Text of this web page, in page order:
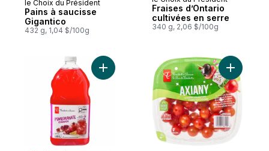
Préparé au Canada
le Choix du Président
Pains à saucisse
Gigantico
432 g, 1,04 $/100g
Fraises d’Ontario
cultivées en serre
340 g, 2,06 $/100g
Ajouter Limonade à la grenade au panier
Ajouter